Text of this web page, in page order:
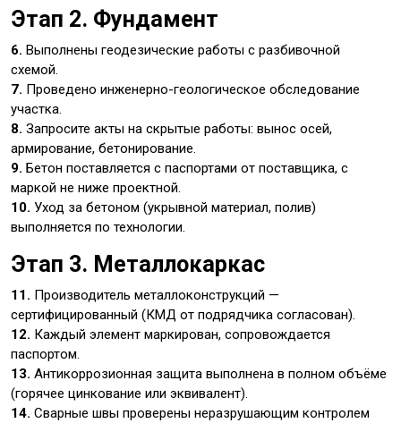
Этап 2. Фундамент
6. Выполнены геодезические работы с разбивочной
схемой.
7. Проведено инженерно-геологическое обследование
участка.
8. Запросите акты на скрытые работы: вынос осей,
армирование, бетонирование.
9. Бетон поставляется с паспортами от поставщика, с
маркой не ниже проектной.
10. Уход за бетоном (укрывной материал, полив)
выполняется по технологии.
Этап 3. Металлокаркас
11. Производитель металлоконструкций —
сертифицированный (КМД от подрядчика согласован).
12. Каждый элемент маркирован, сопровождается
паспортом.
13. Антикоррозионная защита выполнена в полном объёме
(горячее цинкование или эквивалент).
14. Сварные швы проверены неразрушающим контролем